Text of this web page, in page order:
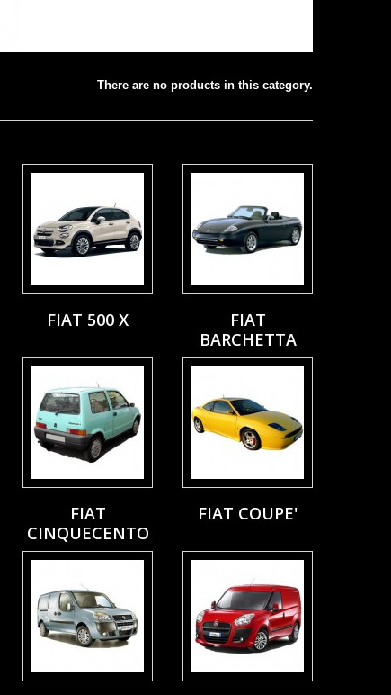
There are no products in this category.
FIAT 500 X
FIAT
BARCHETTA
FIAT
CINQUECENTO
FIAT COUPE'